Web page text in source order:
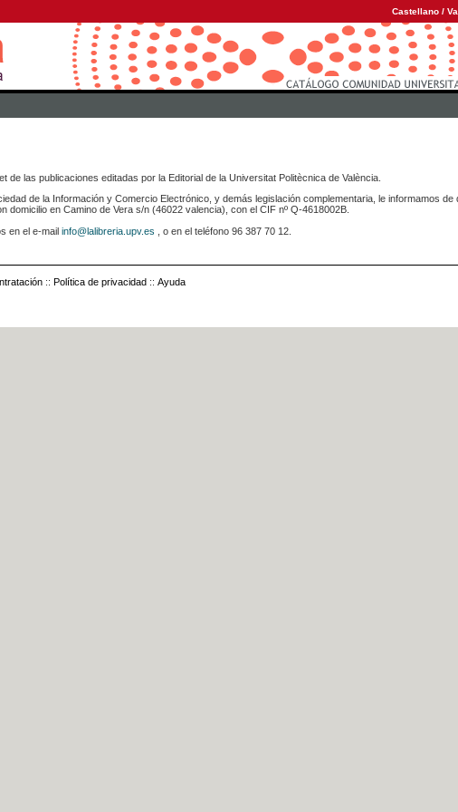
Castellano /
de las publicaciones editadas por la Editorial de la Universitat Politècnica de València.
de la Información y Comercio Electrónico, y demás legislación complementaria, le informamos
domicilio en Camino de Vera s/n (46022 valencia), con el CIF nº Q-4618002B.
en el e-mail info@lalibreria.upv.es , o en el teléfono 96 387 70 12.
:: Política de privacidad :: Ayuda